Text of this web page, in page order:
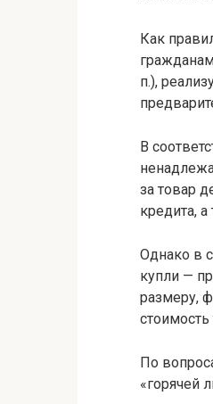
Как
п.),
В
за товар
кредита,
Однако в
купли —
размеру,
стоимость
По
«горячей